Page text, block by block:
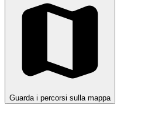
Guarda i percorsi sulla mappa